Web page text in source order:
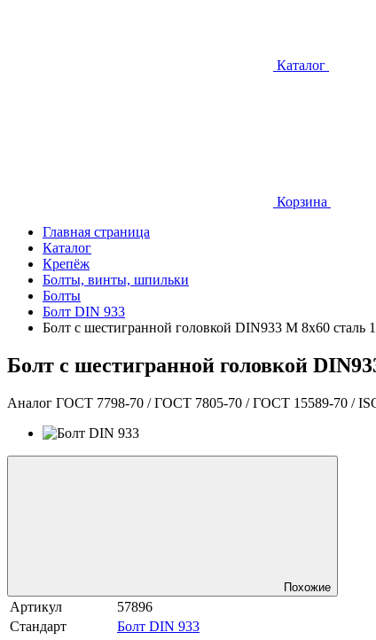
Каталог
Корзина
Главная страница
Каталог
Крепёж
Болты, винты, шпильки
Болты
Болт DIN 933
Болт с шестигранной головкой DIN933 М 8х60 сталь
Болт с шестигранной головкой
Аналог ГОСТ 7798-70 / ГОСТ 7805-70 / ГОСТ 15589-70 /
Похожие
Артикул
57896
Стандарт
Болт DIN 933